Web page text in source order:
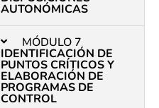
AUTONÓMICAS
MÓDULO 7
IDENTIFICACIÓN DE
PUNTOS CRÍTICOS Y
ELABORACIÓN DE
PROGRAMAS DE
CONTROL